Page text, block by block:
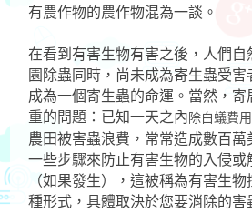
有農作物的農作物混為一談。
在看到有害生物有害之後，人們
園除蟲同時，尚未成為寄生蟲受
成為一個寄生蟲的命運。當然，
重的問題：已知一天之內除白蟻費用
農田被害蟲浪費，常常造成數百萬
一些步驟來防止有害生物的入侵
（如果發生），這被稱為有害生
種形式，具體取決於您要消除的害